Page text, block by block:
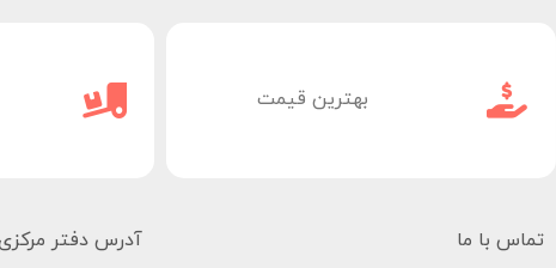
بهترین قیمت
آدرس دفتر تماس با ما